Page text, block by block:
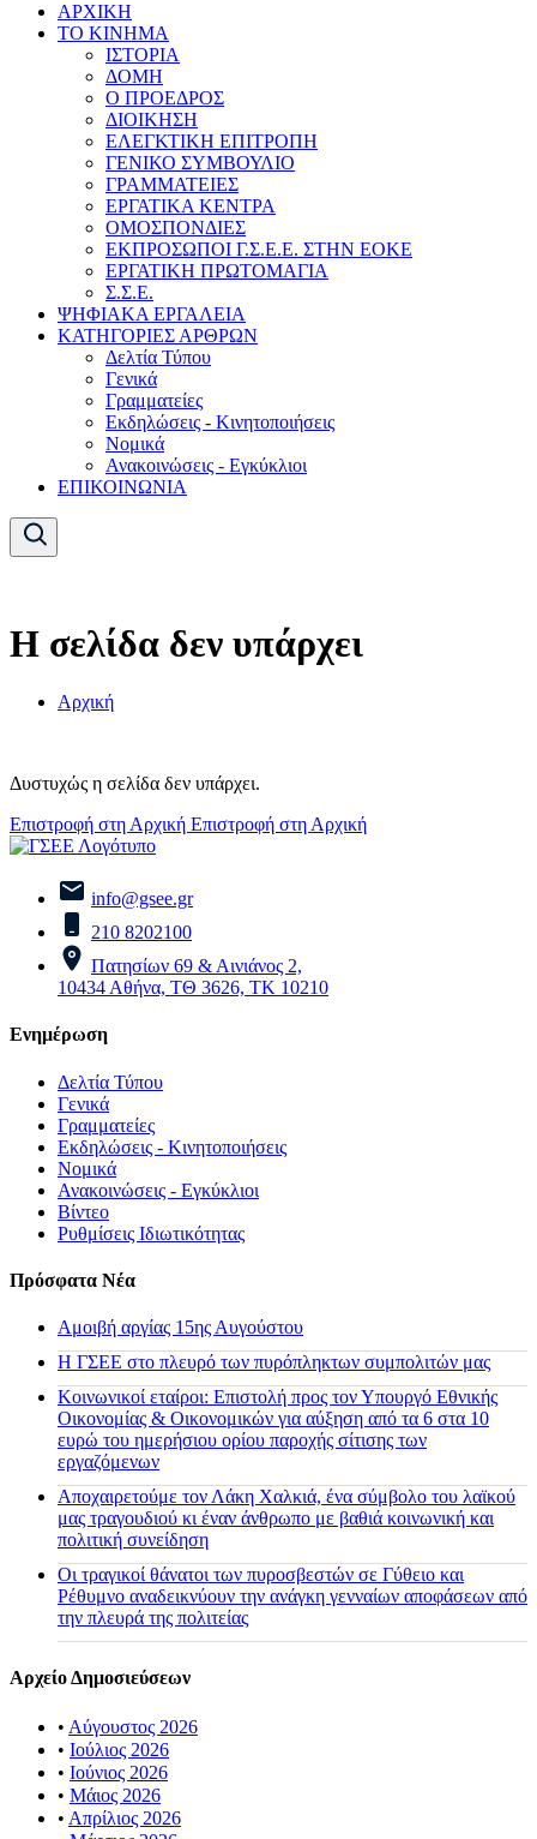
ΑΡΧΙΚΗ
ΤΟ ΚΙΝΗΜΑ
ΙΣΤΟΡΙΑ
ΔΟΜΗ
Ο ΠΡΟΕΔΡΟΣ
ΔΙΟΙΚΗΣΗ
ΕΛΕΓΚΤΙΚΗ ΕΠΙΤΡΟΠΗ
ΓΕΝΙΚΟ ΣΥΜΒΟΥΛΙΟ
ΓΡΑΜΜΑΤΕΙΕΣ
ΕΡΓΑΤΙΚΑ ΚΕΝΤΡΑ
ΟΜΟΣΠΟΝΔΙΕΣ
ΕΚΠΡΟΣΩΠΟΙ Γ.Σ.Ε.Ε. ΣΤΗΝ ΕΟΚΕ
ΕΡΓΑΤΙΚΗ ΠΡΩΤΟΜΑΓΙΑ
Σ.Σ.Ε.
ΨΗΦΙΑΚΑ ΕΡΓΑΛΕΙΑ
ΚΑΤΗΓΟΡΙΕΣ ΑΡΘΡΩΝ
Δελτία Τύπου
Γενικά
Γραμματείες
Εκδηλώσεις - Κινητοποιήσεις
Νομικά
Ανακοινώσεις - Εγκύκλιοι
ΕΠΙΚΟΙΝΩΝΙΑ
Η σελίδα δεν υπάρχει
Αρχική
Δυστυχώς η σελίδα δεν υπάρχει.
Επιστροφή στη Αρχική Επιστροφή στη Αρχική
info@gsee.gr
210 8202100
Πατησίων 69 & Αινιάνος 2,
10434 Αθήνα, ΤΘ 3626, ΤΚ 10210
Ενημέρωση
Δελτία Τύπου
Γενικά
Γραμματείες
Εκδηλώσεις - Κινητοποιήσεις
Νομικά
Ανακοινώσεις - Εγκύκλιοι
Βίντεο
Ρυθμίσεις Ιδιωτικότητας
Πρόσφατα Νέα
Αμοιβή αργίας 15ης Αυγούστου
H ΓΣΕΕ στο πλευρό των πυρόπληκτων συμπολιτών μας
Κοινωνικοί εταίροι: Επιστολή προς τον Υπουργό Εθνικής
Οικονομίας & Οικονομικών για αύξηση από τα 6 στα 10
ευρώ του ημερήσιου ορίου παροχής σίτισης των
εργαζόμενων
Αποχαιρετούμε τον Λάκη Χαλκιά, ένα σύμβολο του λαϊκού
μας τραγουδιού κι έναν άνθρωπο με βαθιά κοινωνική και
πολιτική συνείδηση
Οι τραγικοί θάνατοι των πυροσβεστών σε Γύθειο και
Ρέθυμνο αναδεικνύουν την ανάγκη γενναίων αποφάσεων από
την πλευρά της πολιτείας
Αρχείο Δημοσιεύσεων
• Αύγουστος 2026
• Ιούλιος 2026
• Ιούνιος 2026
• Μάιος 2026
• Απρίλιος 2026